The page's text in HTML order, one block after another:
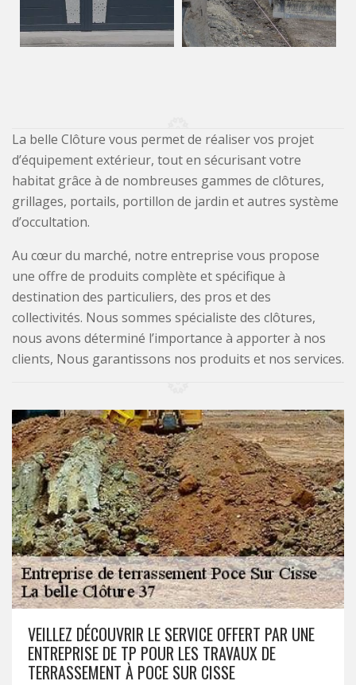
La belle Clôture vous permet de réaliser vos projet
d’équipement extérieur, tout en sécurisant votre
habitat grâce à de nombreuses gammes de clôtures,
grillages, portails, portillon de jardin et autres système
d’occultation.
Au cœur du marché, notre entreprise vous propose
une offre de produits complète et spécifique à
destination des particuliers, des pros et des
collectivités. Nous sommes spécialiste des clôtures,
nous avons déterminé l’importance à apporter à nos
clients, Nous garantissons nos produits et nos services.
VEILLEZ DÉCOUVRIR LE SERVICE OFFERT PAR UNE
ENTREPRISE DE TP POUR LES TRAVAUX DE
TERRASSEMENT À POCE SUR CISSE